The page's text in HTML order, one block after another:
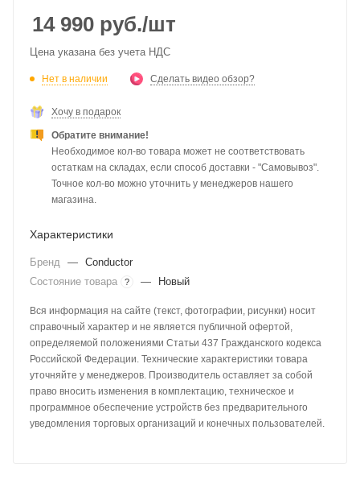
14 990 руб./шт
Цена указана без учета НДС
Нет в наличии Сделать видео обзор?
Хочу в подарок
Обратите внимание!
Необходимое кол-во товара может не соответствовать
остаткам на складах, если способ доставки - "Самовывоз".
Точное кол-во можно уточнить у менеджеров нашего
магазина.
Характеристики
Бренд — Conductor
Состояние товара
? — Новый
Вся информация на сайте (текст, фотографии, рисунки) носит
справочный характер и не является публичной офертой,
определяемой положениями Статьи 437 Гражданского кодекса
Российской Федерации. Технические характеристики товара
уточняйте у менеджеров. Производитель оставляет за собой
право вносить изменения в комплектацию, техническое и
программное обеспечение устройств без предварительного
уведомления торговых организаций и конечных пользователей.